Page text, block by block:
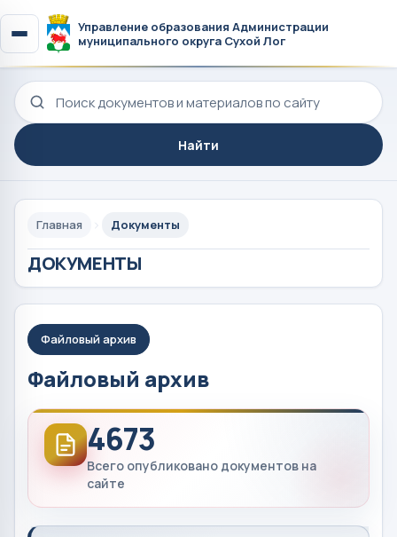
Управление образования Администрации
муниципального округа Сухой Лог
Поиск по сайту
Найти
Главная Документы
ДОКУМЕНТЫ
Файловый архив
Файловый архив
4673
Всего опубликовано документов на
сайте